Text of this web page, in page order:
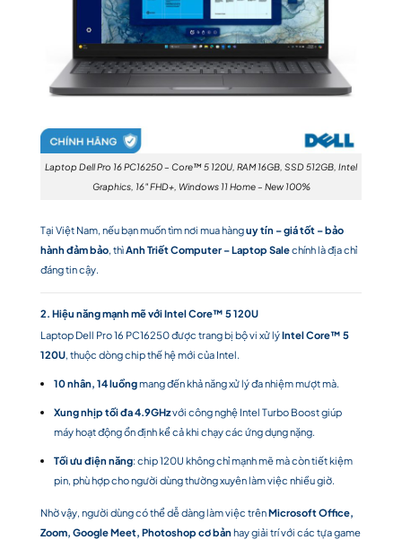
Laptop Dell Pro 16 PC16250 – Core™ 5 120U, RAM 16GB, SSD 512GB, Intel
Graphics, 16″ FHD+, Windows 11 Home – New 100%
Tại Việt Nam, nếu bạn muốn tìm nơi mua hànguy tín – giá tốt – bảo
hành đảm bảo, thìAnh Triết Computer – Laptop Salechính là địa chỉ
đáng tin cậy.
2. Hiệu năng mạnh mẽ với Intel Core™ 5 120U
Laptop Dell Pro 16 PC16250 được trang bị bộ vi xử lýIntel Core™ 5
120U, thuộc dòng chip thế hệ mới của Intel.
10 nhân, 14 luồngmang đến khả năng xử lý đa nhiệm mượt mà.
Xung nhịp tối đa 4.9GHzvới công nghệ Intel Turbo Boost giúp
máy hoạt động ổn định kể cả khi chạy các ứng dụng nặng.
Tối ưu điện năng: chip 120U không chỉ mạnh mẽ mà còn tiết kiệm
pin, phù hợp cho người dùng thường xuyên làm việc nhiều giờ.
Nhờ vậy, người dùng có thể dễ dàng làm việc trênMicrosoft Office,
Zoom, Google Meet, Photoshop cơ bản hay giải trí với các tựa game